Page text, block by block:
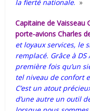
la fierté nationale. »
Capitaine de Vaisseau
porte-avions Charles
et loyaux services, le
remplacé. Grâce à
première fois qu’un
tel niveau de confort
C’est un atout
d’une autre un outil